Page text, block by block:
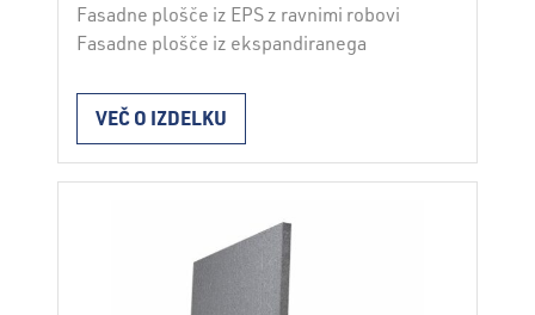
Fasadne plošče iz EPS z ravnimi robovi
Fasadne plošče iz ekspandiranega
uporabljajo za toplotno izolacijo v fasadnih
sistemih ETICS v skladu z ETAG 004.
Plošče vgrajujemo s fasadnimi lepili ali
dodatnim mehanskim pritrjevanjem. Pri
vgradnjo fasadnega sistema ter veljavne
strokovne in zakonske predpise. …
VEČ O IZDELKU